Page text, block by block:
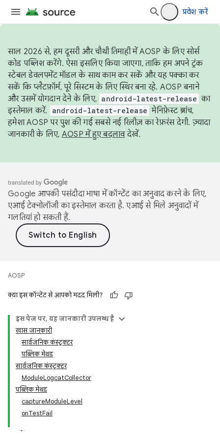
प्रवेश करें
साल 2026 से, हम दूसरी और चौथी तिमाही में AOSP के लिए सोर्स
कोड पब्लिश करेंगे. ऐसा इसलिए किया जाएगा, ताकि हम अपने ट्रंक
स्टेबल डेवलपमेंट मॉडल के साथ काम कर सकें और यह पक्का कर
सकें कि प्लैटफ़ॉर्म, पूरे सिस्टम के लिए स्थिर बना रहे. AOSP बनाने
और उसमें योगदान देने के लिए, android-latest-release का
इस्तेमाल करें.
android-latest-release मेनिफ़ेस्ट ब्रांच,
हमेशा AOSP पर पुश की गई सबसे नई रिलीज़ का रेफ़रंस देगी. ज़्यादा
जानकारी के लिए, AOSP में हुए बदलावदेखें.
Google आपकी पसंदीदा भाषा में कॉन्टेंट का अनुवाद करने के लिए,
एआई टेक्नोलॉजी का इस्तेमाल करता है. एआई से मिले अनुवादों में
गलतियां हो सकती हैं.
AOSP
क्या इस कॉन्टेंट से आपको मदद मिली?
इस पेज पर, यह जानकारी उपलब्ध है
खास जानकारी
सार्वजनिक कंस्ट्रक्टर
पब्लिक मेथड
सार्वजनिक कंस्ट्रक्टर
ModuleLogcatCollector
पब्लिक मेथड
captureModuleLevel
onTestFail